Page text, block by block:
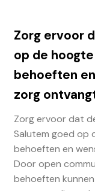
Zorg ervoor
op de
behoeften
zorg
Zorg ervoor dat
Salutem goed op
behoeften en
Door open
behoeften